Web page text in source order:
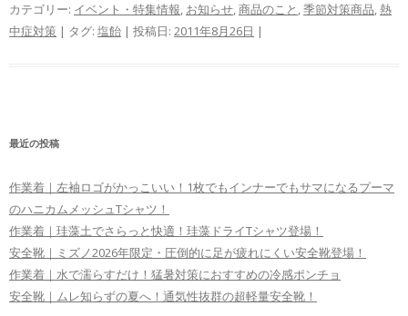
カテゴリー: イベント・特集情報, お知らせ,商品のこと ,季節対策商品,熱
中症対策 | タグ: 塩飴 | 投稿日: 2011年8月26日 |
最近の投稿
作業着｜左袖ロゴがかっこいい！1枚でもインナーでもサマになるプーマ
のハニカムメッシュTシャツ！
作業着｜珪藻土でさらっと快適！珪藻ドライTシャツ登場！
安全靴｜ミズノ2026年限定・圧倒的に足が疲れにくい安全靴登場！
作業着｜水で濡らすだけ！猛暑対策におすすめの冷感ポンチョ
安全靴｜ムレ知らずの夏へ！通気性抜群の超軽量安全靴！